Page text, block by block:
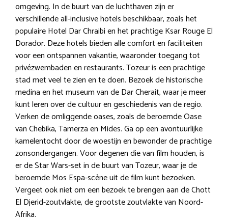
omgeving. In de buurt van de luchthaven zijn er
verschillende all-inclusive hotels beschikbaar, zoals het
populaire Hotel Dar Chraibi en het prachtige Ksar Rouge El
Dorador. Deze hotels bieden alle comfort en faciliteiten
voor een ontspannen vakantie, waaronder toegang tot
privézwembaden en restaurants. Tozeur is een prachtige
stad met veel te zien en te doen. Bezoek de historische
medina en het museum van de Dar Cherait, waar je meer
kunt leren over de cultuur en geschiedenis van de regio.
Verken de omliggende oases, zoals de beroemde Oase
van Chebika, Tamerza en Mides. Ga op een avontuurlijke
kamelentocht door de woestijn en bewonder de prachtige
zonsondergangen. Voor degenen die van film houden, is
er de Star Wars-set in de buurt van Tozeur, waar je de
beroemde Mos Espa-scène uit de film kunt bezoeken.
Vergeet ook niet om een ​​bezoek te brengen aan de Chott
El Djerid-zoutvlakte, de grootste zoutvlakte van Noord-
Afrika.